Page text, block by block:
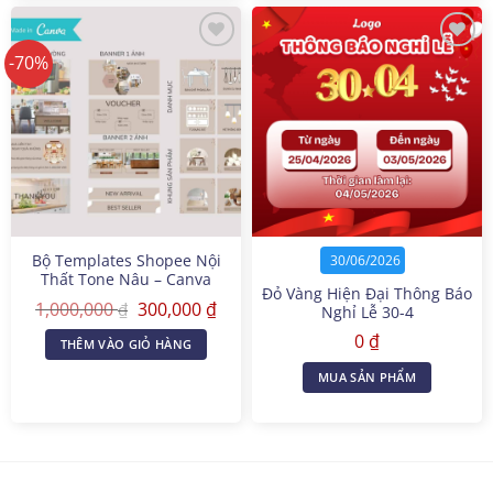
-70%
Bộ Templates Shopee Nội
Thất Tone Nâu – Canva
Templates
1,000,000₫ Giá
gốc
là:
1,000,000 ₫.
300,000₫Giá
hiện
THÊM VÀO GIỎ HÀNG
30/06/2026
Đỏ Vàng Hiện Đại Thông Báo
Nghỉ Lễ 30-4
0₫
MUA SẢN PHẨM